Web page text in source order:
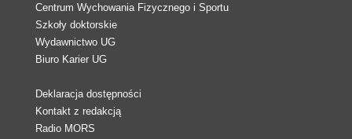
Centrum Wychowania Fizycznego i Sportu
Szkoły doktorskie
Wydawnictwo UG
Biuro Karier UG
Deklaracja dostępności
Kontakt z redakcją
Radio MORS